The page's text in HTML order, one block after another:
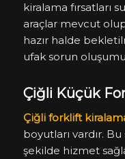
kiralama fırsatları
araçlar mevcut
hazır halde
ufak sorun oluşumu
Çiğli Küçük
Çiğli forklift
boyutları vardır.
şekilde hizmet